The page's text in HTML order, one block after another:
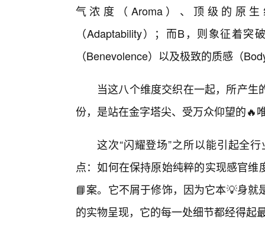
气浓度（Aroma）、顶级的原
（Adaptability）；而B，则象征着突
（Benevolence）以及极致的质感（
当这八个维度交织在一起，所产
份，是站在金字塔尖、受万众仰望的🔥
这次“闪耀登场”之所以能引起全
点：如何在保持原始纯粹的实现感官维
📘案。它不屑于修饰，因为它本💡身
的实物呈现，它的每一处细节都经得起